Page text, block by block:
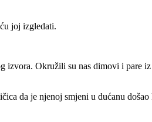
joj izgledati.
izvora. Okružili su nas dimovi i pare
da je njenoj smjeni u dućanu